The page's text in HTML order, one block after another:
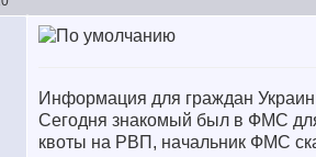
Информация для граждан
Сегодня знакомый был в ФМС
квоты на РВП, начальник ФМС